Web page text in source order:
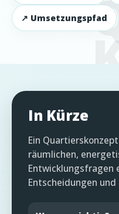
↗ Umsetzungspfad
In Kürze
Ein
räumlichen,
Entwicklungsfragen
Entscheidungen